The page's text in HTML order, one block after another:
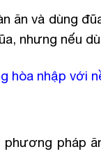
ăn và dùng
nhưng nếu
hòa nhập với
pháp